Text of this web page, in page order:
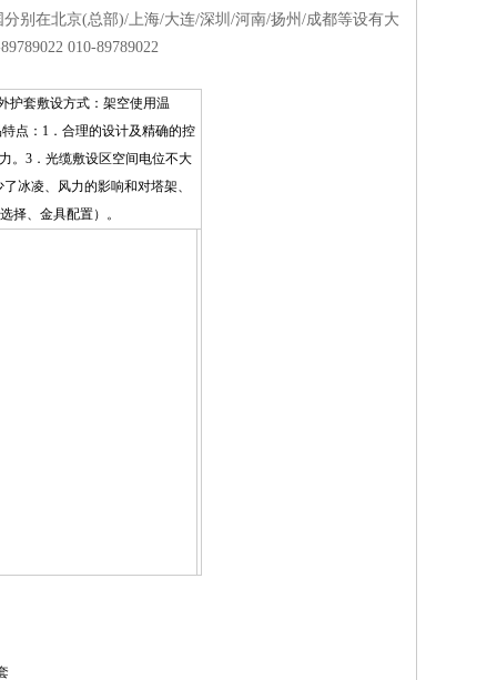
别在北京(总部)/上海/大连/深圳/河南/扬州/成都等设有大
89789022 010-89789022
护套敷设方式：架空使用温
点：1．合理的设计及精确的控
。3．光缆敷设区空间电位不大
冰凌、风力的影响和对塔架、
择、金具配置）。